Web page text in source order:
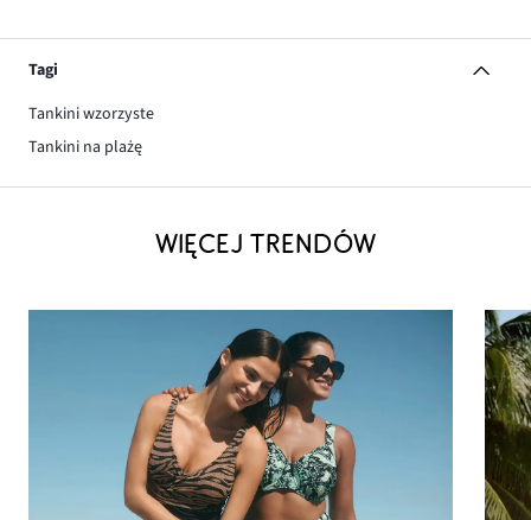
Tagi
Tankini wzorzyste
Tankini na plażę
WIĘCEJ TRENDÓW